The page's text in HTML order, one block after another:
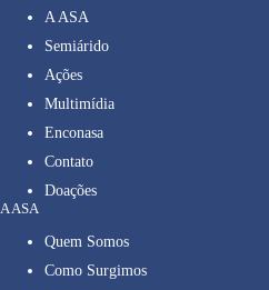
A ASA
Semiárido
Ações
Multimídia
Enconasa
Contato
Doações
A ASA
Quem Somos
Como Surgimos